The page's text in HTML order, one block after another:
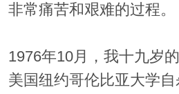
非常痛苦和艰难的过程。
1976年10月，我十九岁
美国纽约哥伦比亚大学